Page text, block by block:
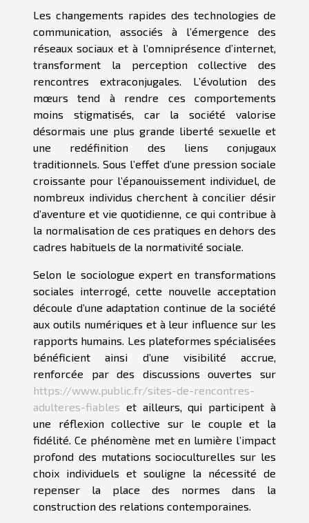
Les changements rapides des technologies de
communication, associés à l’émergence des
réseaux sociaux et à l’omniprésence d’internet,
transforment la perception collective des
rencontres extraconjugales. L’évolution des
mœurs tend à rendre ces comportements
moins stigmatisés, car la société valorise
désormais une plus grande liberté sexuelle et
une redéfinition des liens conjugaux
traditionnels. Sous l’effet d’une pression sociale
croissante pour l’épanouissement individuel, de
nombreux individus cherchent à concilier désir
d’aventure et vie quotidienne, ce qui contribue à
la normalisation de ces pratiques en dehors des
cadres habituels de la normativité sociale.
Selon le sociologue expert en transformations
sociales interrogé, cette nouvelle acceptation
découle d’une adaptation continue de la société
aux outils numériques et à leur influence sur les
rapports humains. Les plateformes spécialisées
bénéficient ainsi d’une visibilité accrue,
renforcée par des discussions ouvertes sur
https://www.public.fr/sites-de-rencontres-
adulteres-fiables et ailleurs, qui participent à
une réflexion collective sur le couple et la
fidélité. Ce phénomène met en lumière l’impact
profond des mutations socioculturelles sur les
choix individuels et souligne la nécessité de
repenser la place des normes dans la
construction des relations contemporaines.